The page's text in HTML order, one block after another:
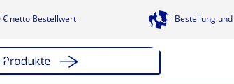
netto Bestellwert Bestellung